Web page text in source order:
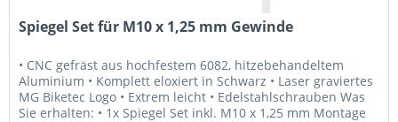
Spiegel Set für M10 x 1,25 mm Gewinde
• CNC gefräst aus hochfestem 6082, hitzebehandeltem
Aluminium • Komplett eloxiert in Schwarz • Laser graviertes
MG Biketec Logo • Extrem leicht • Edelstahlschrauben Was
Sie erhalten: • 1x Spiegel Set inkl. M10 x 1,25 mm Montage